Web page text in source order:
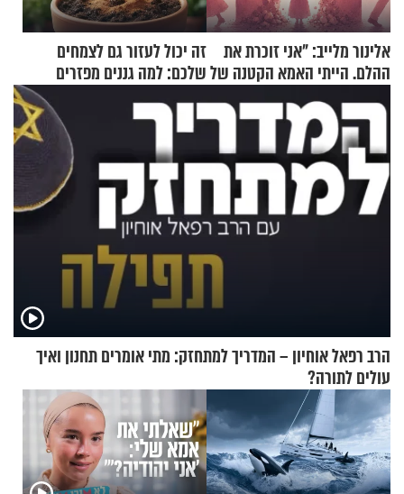
אלינור מלייב: "אני זוכרת את
ההלם. הייתי האמא הקטנה של
זה יכול לעזור גם לצמחים
שלכם: למה גננים מפזרים
הרב רפאל אוחיון – המדריך למתחזק: מתי אומרים תחנון ואיך
עולים לתורה?